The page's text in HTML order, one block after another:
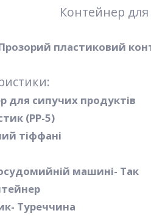
Контейнер для
пластиковий
для сипучих продуктів
(PP-5)
тіффані
машині- Так
Туреччина